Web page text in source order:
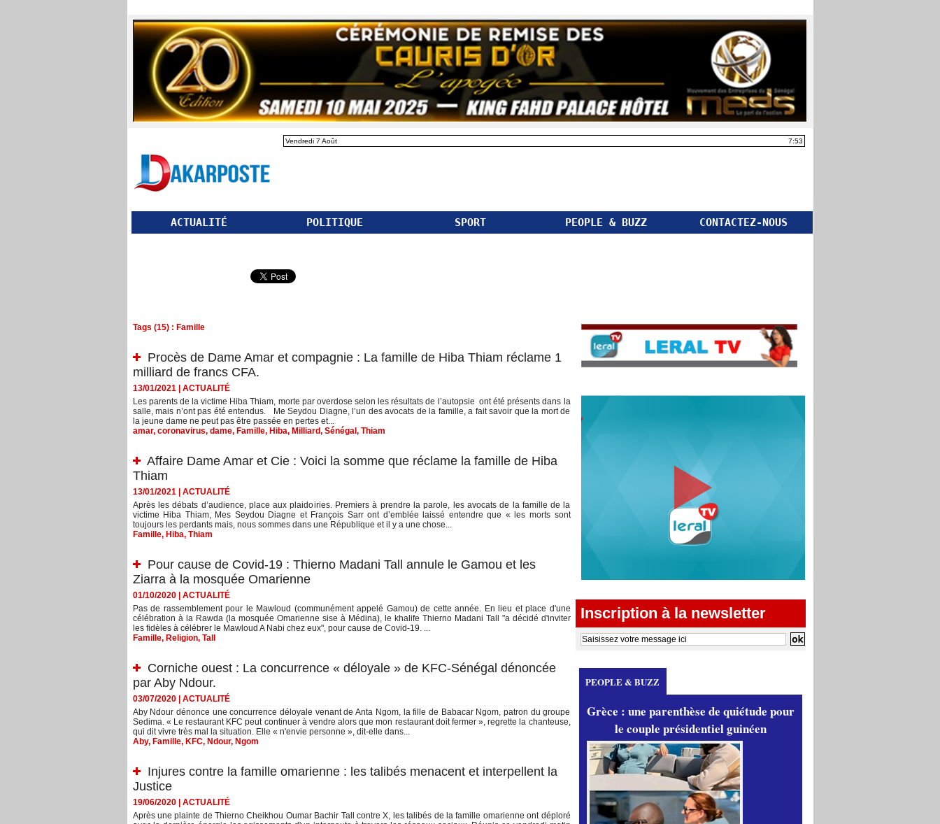
Vendredi 7 Août 7:53
ACTUALITÉ POLITIQUE SPORT PEOPLE & BUZZ CONTACTEZ-NOUS
Tags (15) : Famille
Procès de Dame Amar et compagnie : La famille de Hiba Thiam réclame 1
milliard de francs CFA.
13/01/2021| ACTUALITÉ
Les parents de la victime Hiba Thiam, morte par overdose selon les résultats de l’autopsie ont été présents dans la
salle, mais n’ont pas été entendus. Me Seydou Diagne, l’un des avocats de la famille, a fait savoir que la mort de
la jeune dame ne peut pas être passée en pertes et...
amar, coronavirus, dame, Famille, Hiba, Milliard, Sénégal , Thiam
Affaire Dame Amar et Cie : Voici la somme que réclame la famille de Hiba
Thiam
13/01/2021| ACTUALITÉ
Après les débats d’audience, place aux plaidoiries. Premiers à prendre la parole, les avocats de la famille de la
victime Hiba Thiam, Mes Seydou Diagne et François Sarr ont d’emblée laissé entendre que « les morts sont
toujours les perdants mais, nous sommes dans une République et il y a une chose...
Famille, Hiba, Thiam
Pour cause de Covid-19 : Thierno Madani Tall annule le Gamou et les
Ziarra à la mosquée Omarienne
01/10/2020| ACTUALITÉ
Pas de rassemblement pour le Mawloud (communément appelé Gamou) de cette année. En lieu et place d'une
célébration à la Rawda (la mosquée Omarienne sise à Médina), le khalife Thierno Madani Tall "a décidé d'inviter
les fidèles à célébrer le Mawloud A Nabi chez eux", pour cause de Covid-19. ...
Famille, Religion, Tall
Corniche ouest : La concurrence « déloyale » de KFC-Sénégal dénoncée
par Aby Ndour.
03/07/2020| ACTUALITÉ
Aby Ndour dénonce une concurrence déloyale venant de Anta Ngom, la fille de Babacar Ngom, patron du groupe
Sedima. « Le restaurant KFC peut continuer à vendre alors que mon restaurant doit fermer », regrette la chanteuse,
qui dit vivre très mal la situation. Elle « n'envie personne », dit-elle dans...
Aby, Famille, KFC, Ndour, Ngom
Injures contre la famille omarienne : les talibés menacent et interpellent la
Justice
19/06/2020| ACTUALITÉ
Après une plainte de Thierno Cheikhou Oumar Bachir Tall contre X, les talibés de la famille omarienne ont déploré
Inscription à la newsletter
PEOPLE & BUZZ
Grèce : une parenthèse de quiétude pour
le couple présidentiel guinéen